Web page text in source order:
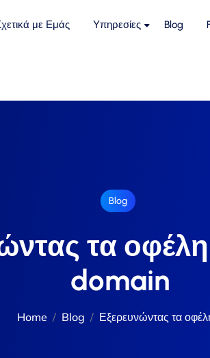
με Εμάς Υπηρεσίες Blog
Blog
τα
domain
Home Blog Εξερευνώντας τα